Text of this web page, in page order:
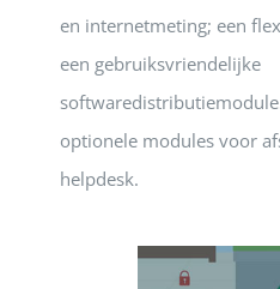
en internetmeting; een
een gebruiksvriendelijke
optionele modules voor
helpdesk.